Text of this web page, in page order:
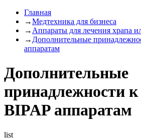
Главная
→Медтехника для бизнеса
→ Аппараты для лечения храпа
→ Дополнительные
аппаратам
Дополнительные
принадлежности
BIPAP аппаратам
list